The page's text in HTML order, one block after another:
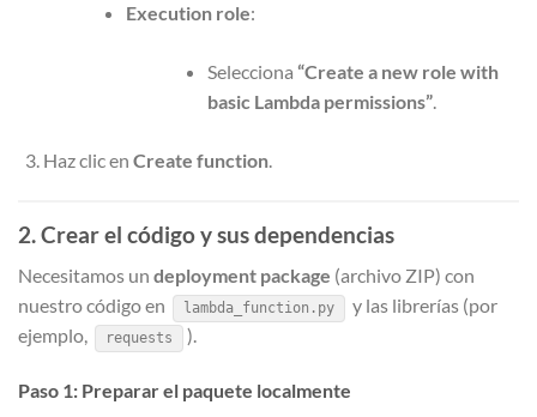
Execution role:
Selecciona“Create a new role with
basic Lambda permissions”.
Haz clic en Create function.
2. Crear el código y sus dependencias
Necesitamos un deployment package (archivo ZIP) con
nuestro código en
lambda_function.py
y las librerías (por
ejemplo,
requests ).
Paso 1: Preparar el paquete localmente